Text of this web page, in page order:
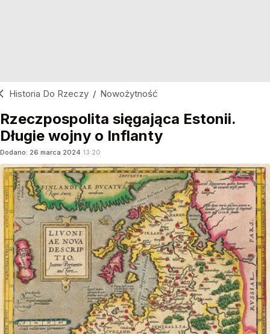
Historia Do Rzeczy / Nowożytność
Rzeczpospolita sięgająca Estonii.
Długie wojny o Inflanty
Dodano: 26 marca 2024 13:20